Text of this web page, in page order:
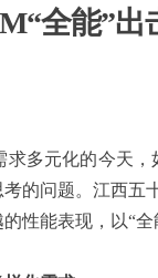
全能”出
多元化的今天，
的问题。江西五
性能表现，以“全